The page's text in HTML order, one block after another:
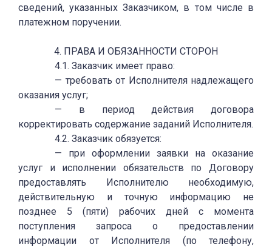
сведений, указанных Заказчиком, в том числе в
платежном поручении.
4. ПРАВА И ОБЯЗАННОСТИ СТОРОН
4.1. Заказчик имеет право:
— требовать от Исполнителя надлежащего
оказания услуг;
— в период действия договора
корректировать содержание заданий Исполнителя.
4.2. Заказчик обязуется:
— при оформлении заявки на оказание
услуг и исполнении обязательств по Договору
предоставлять Исполнителю необходимую,
действительную и точную информацию не
позднее 5 (пяти) рабочих дней с момента
поступления запроса о предоставлении
информации от Исполнителя (по телефону,